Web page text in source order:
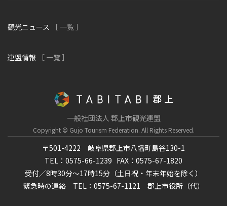
観光ニュース ［ 一覧 ］
連盟情報 ［ 一覧 ］
一般社団法人 郡上市観光連盟
Copyright © Gujo Tourism Federation. All Rights Reserved.
〒501-4222 岐阜県郡上市八幡町島谷130-1
TEL：0575-66-1239 FAX：0575-67-1820
受付／8時30分～17時15分（土日祝・年末年始を除く）
緊急時の連絡 TEL：0575-67-1121 郡上市役所（代）